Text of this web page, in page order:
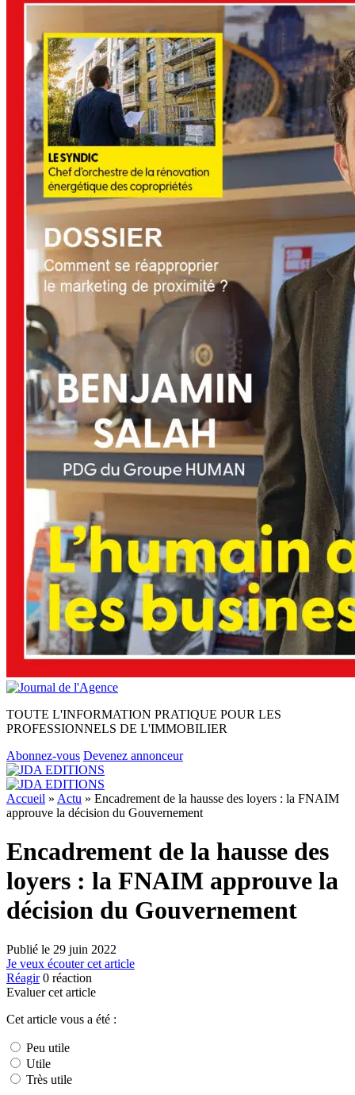
TOUTE L'INFORMATION PRATIQUE POUR LES
PROFESSIONNELS DE L'IMMOBILIER
Abonnez-vous Devenez annonceur
Accueil » Actu » Encadrement de la hausse des loyers : la FNAIM
approuve la décision du Gouvernement
Encadrement de la hausse des
loyers : la FNAIM approuve la
décision du Gouvernement
Publié le 29 juin 2022
Je veux écouter cet article
Réagir 0 réaction
Evaluer cet article
Cet article vous a été :
Peu utile
Utile
Très utile